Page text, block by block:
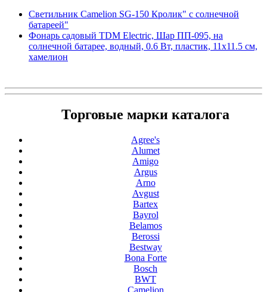
Светильник Camelion SG-150 Кролик" с солнечной
батареей"
Фонарь садовый TDM Electric, Шар ПП-095, на
солнечной батарее, водный, 0.6 Вт, пластик, 11х11.5 см,
хамелион
Торговые марки каталога
Agree's
Alumet
Amigo
Argus
Arno
Avgust
Bartex
Bayrol
Belamos
Berossi
Bestway
Bona Forte
Bosch
BWT
Camelion